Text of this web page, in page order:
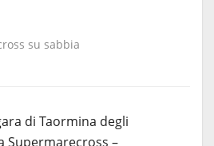
su sabbia
di Taormina degli
Supermarecross –